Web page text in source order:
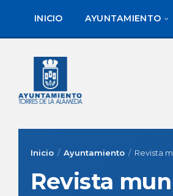
contenido
de
INICIO AYUNTAMIENTO
Inicio Ayuntamiento Revista
Revista